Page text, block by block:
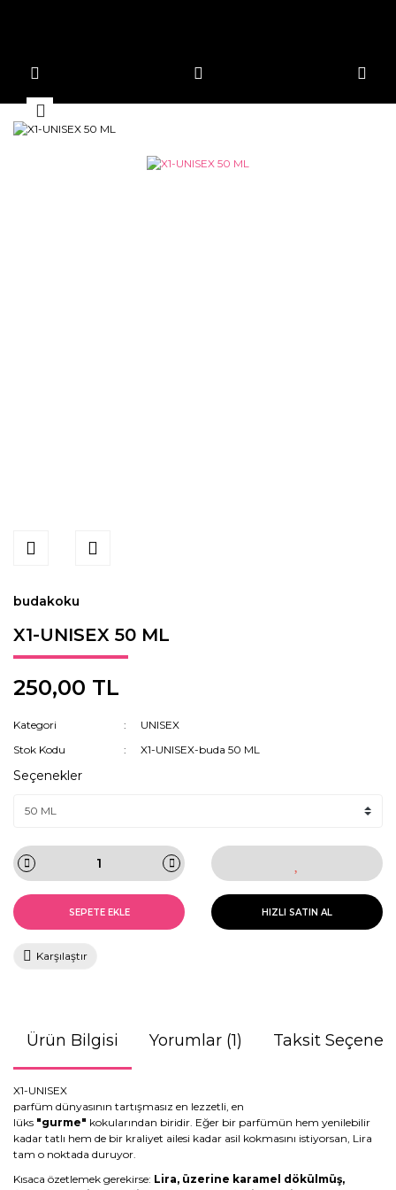
budakoku
X1-UNISEX 50 ML
250,00 TL
Kategori
UNISEX
Stok Kodu
X1-UNISEX-buda 50 ML
Seçenekler
SEPETE EKLE HIZLI SATIN AL
Karşılaştır
Ürün Bilgisi Yorumlar (1) Taksit
X1-UNISEX
parfüm dünyasının tartışmasız en lezzetli, en
lüks "gurme" kokularından biridir. Eğer bir parfümün hem yenilebilir
kadar tatlı hem de bir kraliyet ailesi kadar asil kokmasını istiyorsan, Lira
tam o noktada duruyor.
Kısaca özetlemek gerekirse: Lira, üzerine karamel dökülmüş,